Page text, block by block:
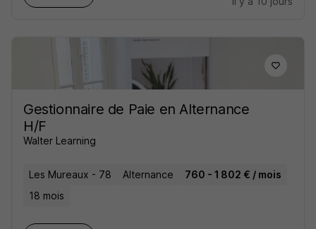
Gestionnaire de Paie en Alternance
H/F
Walter Learning
Les Mureaux - 78 Alternance
760 - 1 802 € / mois
18 mois